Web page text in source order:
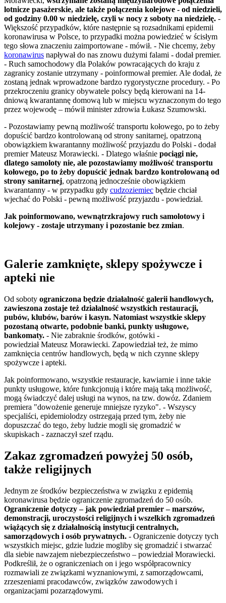
lotnicze pasażerskie, ale także połączenia kolejowe - od niedzieli,
od godziny 0.00 w niedzielę, czyli w nocy z soboty na niedzielę. -
Większość przypadków, które następnie są rozsadnikami epidemii
koronawirusa w Polsce, to przypadki można powiedzieć w ścisłym
tego słowa znaczeniu zaimportowane - mówił. - Nie chcemy, żeby
koronawirus napływał do nas znowu dużymi falami - dodał premier.
- Ruch samochodowy dla Polaków powracających do kraju z
zagranicy zostanie utrzymany - poinformował premier. Ale dodał, że
zostaną jednak wprowadzone bardzo rygorystyczne procedury. - Po
przekroczeniu granicy obywatele polscy będą kierowani na 14-
dniową kwarantannę domową lub w miejscu wyznaczonym do tego
przez wojewodę – mówił minister zdrowia Łukasz Szumowski.
- ​Pozostawiamy pewną możliwość transportu kołowego, po to żeby
dopuścić bardzo kontrolowaną od strony sanitarnej, opatrzoną
obowiązkiem kwarantanny możliwość przyjazdu do Polski - dodał
premier Mateusz Morawiecki. - Dlatego właśnie pociągi nie,
dlatego samoloty nie, ale pozostawiamy możliwość transportu
kołowego, po to żeby dopuścić jednak bardzo kontrolowaną od
strony sanitarnej, opatrzoną jednocześnie obowiązkiem
kwarantanny - w przypadku gdy cudzoziemiec będzie chciał
wjechać do Polski - pewną możliwość przyjazdu - powiedział.
Jak poinformowano, wewnątrzkrajowy ruch samolotowy i
kolejowy - zostaje utrzymany i pozostanie bez zmian.
Galerie zamknięte, sklepy spożywcze i
apteki nie
Od soboty ograniczona będzie działalność galerii handlowych,
zawieszona zostaje też działalność wszystkich restauracji,
pubów, klubów, barów i kasyn. Natomiast wszystkie sklepy
pozostaną otwarte, podobnie banki, punkty usługowe,
bankomaty. - Nie zabraknie środków, gotówki -
powiedział Mateusz Morawiecki. Zapowiedział też, że mimo
zamknięcia centrów handlowych, będą w nich czynne sklepy
spożywcze i apteki.
Jak poinformowano, wszystkie restauracje, kawiarnie i inne takie
punkty usługowe, które funkcjonują i które mają taką możliwość,
mogą świadczyć dalej usługi na wynos, na tzw. dowóz. Zdaniem
premiera "dowożenie generuje mniejsze ryzyko". - Wszyscy
specjaliści, epidemiolodzy ostrzegają przed tym, żeby nie
dopuszczać do tego, żeby ludzie mogli się gromadzić w
skupiskach - zaznaczył szef rządu.
Zakaz zgromadzeń powyżej 50 osób,
także religijnych
Jednym ze środków bezpieczeństwa w związku z epidemią
koronawirusa będzie ograniczenie zgromadzeń do 50 osób.
Ograniczenie dotyczy – jak powiedział premier – marszów,
demonstracji, uroczystości religijnych i wszelkich zgromadzeń
wiążących się z działalnością instytucji centralnych,
samorządowych i osób prywatnych. - Ograniczenie dotyczy tych
wszystkich miejsc, gdzie ludzie mogliby się gromadzić i stwarzać
dla siebie nawzajem niebezpieczeństwo – powiedział Morawiecki.
Podkreślił, że o ograniczeniach on i jego współpracownicy
rozmawiali ze związkami wyznaniowymi, z samorządowcami,
zrzeszeniami pracodawców, związków zawodowych i
organizacjami pozarządowymi.